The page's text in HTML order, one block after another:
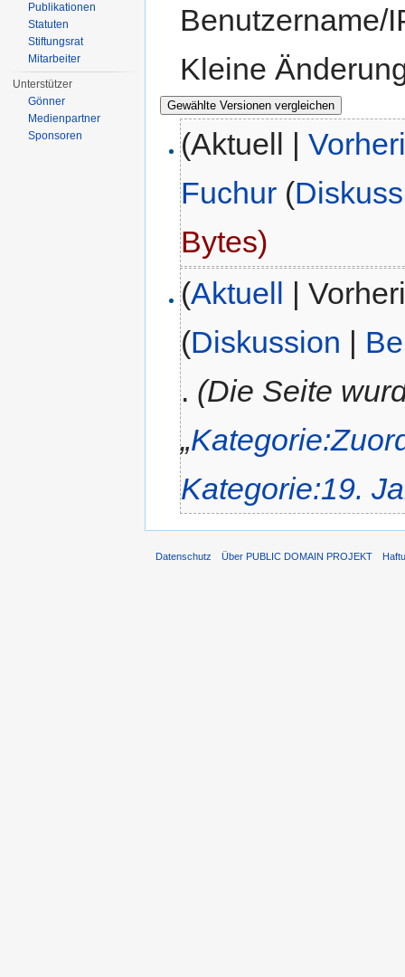
Benutzername/
Kleine
(Aktuell |
Fuchur (
Bytes)
(Aktuell |
(Diskussion |
. (Die Seite
„
Kategorie:19.
Publikationen
Statuten
Stiftungsrat
Mitarbeiter
Unterstützer
Gönner
Medienpartner
Sponsoren
Datenschutz Über PUBLIC DOMAIN PROJEKT